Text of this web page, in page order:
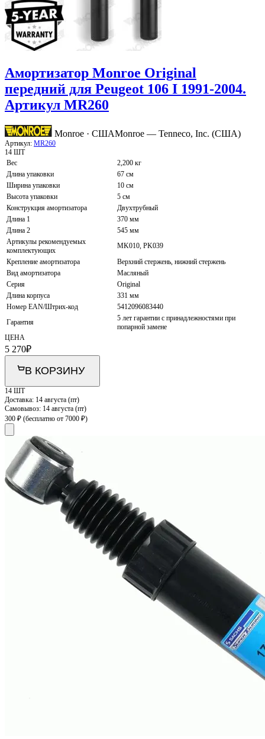
Амортизатор Monroe Original
передний для Peugeot 106 I 1991-2004.
Артикул MR260
Monroe · СШАMonroe — Tenneco, Inc. (США)
Артикул: MR260
14 ШТ
Вес
2,200 кг
Длина упаковки
67 см
Ширина упаковки
10 см
Высота упаковки
5 см
Конструкция амортизатора
Двухтрубный
Длина 1
370 мм
Длина 2
545 мм
Артикулы рекомендуемых
комплектующих
MK010, PK039
Крепление амортизатора
Верхний стержень, нижний стержень
Вид амортизатора
Масляный
Серия
Original
Длина корпуса
331 мм
Номер EAN/Штрих-код
5412096083440
Гарантия
5 лет гарантии с принадлежностями при
попарной замене
ЦЕНА
5 270₽
В КОРЗИНУ
14 ШТ
Доставка: 14 августа (пт)
Самовывоз: 14 августа (пт)
300 ₽ (бесплатно от 7000 ₽)